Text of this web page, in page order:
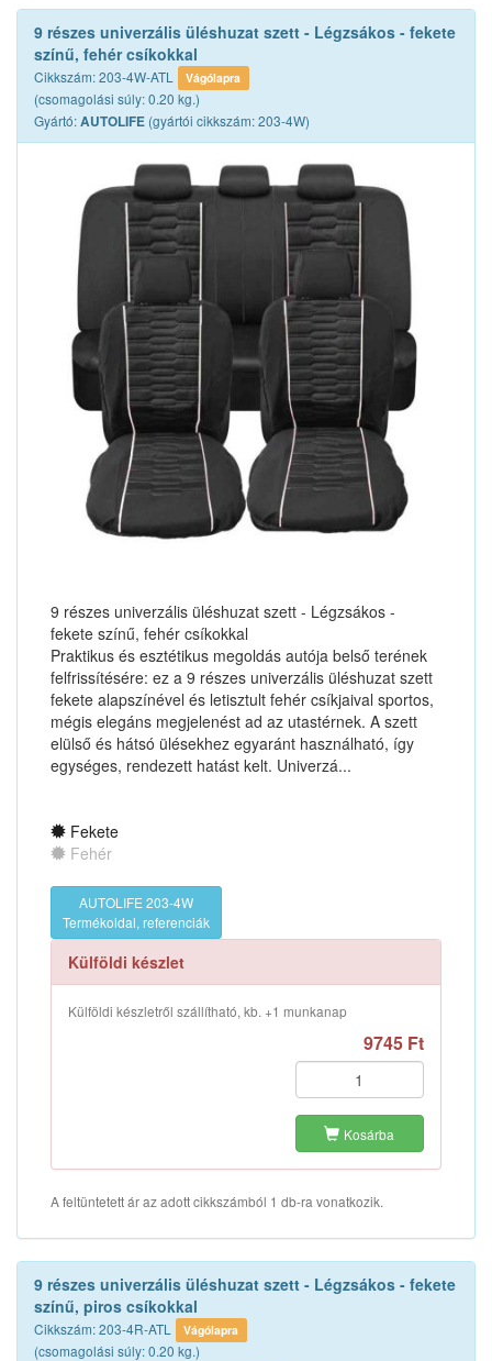
9 részes univerzális üléshuzat szett - Légzsákos - fekete
színű, fehér csíkokkal
Cikkszám: 203-4W-ATL Vágólapra
(csomagolási súly: 0.20 kg.)
Gyártó:AUTOLIFE (gyártói cikkszám: 203-4W)
9 részes univerzális üléshuzat szett - Légzsákos -
fekete színű, fehér csíkokkal
Praktikus és esztétikus megoldás autója belső terének
felfrissítésére: ez a 9 részes univerzális üléshuzat szett
fekete alapszínével és letisztult fehér csíkjaival sportos,
mégis elegáns megjelenést ad az utastérnek. A szett
elülső és hátsó ülésekhez egyaránt használható, így
egységes, rendezett hatást kelt. Univerzá...
Fekete
Fehér
AUTOLIFE 203-4W
Termékoldal, referenciák
Külföldi készlet
Külföldi készletről szállítható, kb. +1 munkanap
9745 Ft
Kosárba
A feltüntetett ár az adott cikkszámból 1 db-ra vonatkozik.
9 részes univerzális üléshuzat szett - Légzsákos - fekete
színű, piros csíkokkal
Cikkszám: 203-4R-ATL Vágólapra
(csomagolási súly: 0.20 kg.)